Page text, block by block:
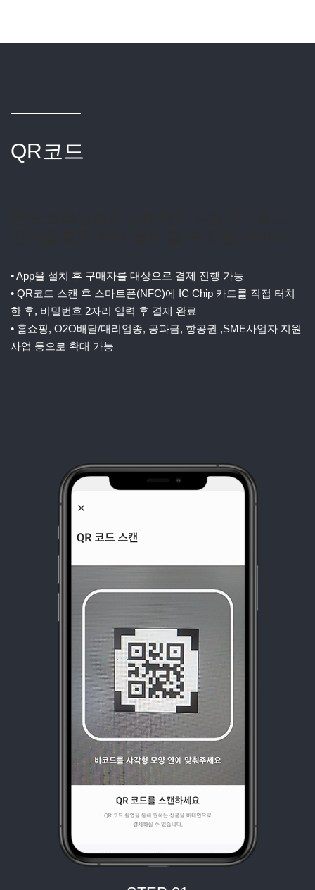
QR코드
• App을 설치 후 구매자를 대상으로 결제 진행 가능
• QR코드 스캔 후 스마트폰(NFC)에 IC Chip 카드를 직접 터치
한 후, 비밀번호 2자리 입력 후 결제 완료
• 홈쇼핑, O2O배달/대리업종, 공과금, 항공권 ,SME사업자 지원
사업 등으로 확대 가능